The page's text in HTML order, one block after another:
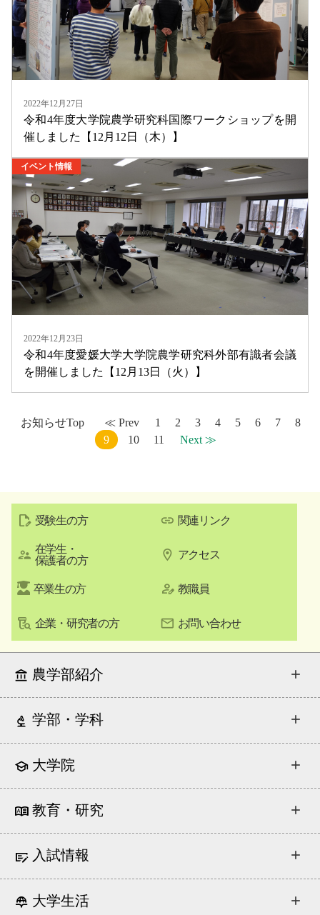
2022年12月27日
令和4年度大学院農学研究科国際ワークショップを開
催しました【12月12日（木）】
イベント情報
2022年12月23日
令和4年度愛媛大学大学院農学研究科外部有識者会議
を開催しました【12月13日（火）】
お知らせTop ≪ Prev 1 2 3 4 5 6 7
8
9
10 11 Next ≫
受験生の方
在学生・
保護者の方
卒業生の方
企業・研究者の方
関連リンク
アクセス
教職員
お問い合わせ
農学部紹介
学部・学科
大学院
教育・研究
入試情報
大学生活